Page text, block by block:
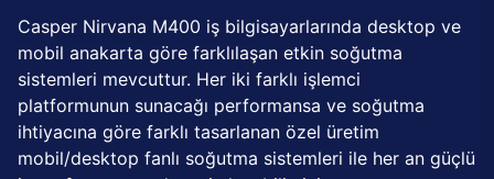
Casper Nirvana M400 iş bilgisayarlarında desktop ve
mobil anakarta göre farklılaşan etkin soğutma
sistemleri mevcuttur. Her iki farklı işlemci
platformunun sunacağı performansa ve soğutma
ihtiyacına göre farklı tasarlanan özel üretim
mobil/desktop fanlı soğutma sistemleri ile her an güçlü